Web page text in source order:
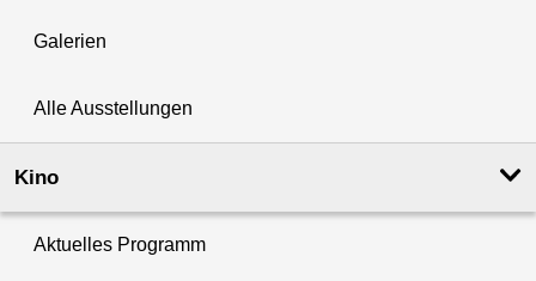
Galerien
Alle Ausstellungen
Kino
Aktuelles Programm